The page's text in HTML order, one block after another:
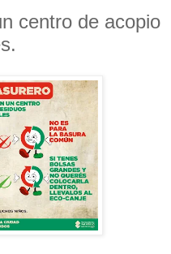
centro de acopio